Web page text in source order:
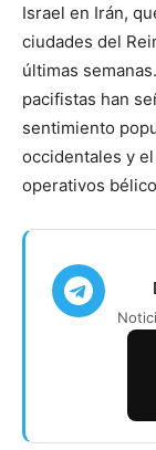
Israel en Irán,
ciudades del
últimas
pacifistas han
sentimiento
occidentales y
operativos